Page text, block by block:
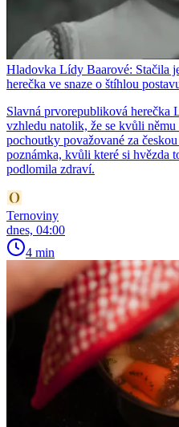
Hladovka Lídy Baarové: Stačila
herečka ve snaze o štíhlou
Slavná prvorepubliková herečka
vzhledu natolik, že se kvůli
pochoutky považované za
poznámka, kvůli které si hvězda
podlomila zdraví.
Ternoviny
dnes, 04:00
4 min